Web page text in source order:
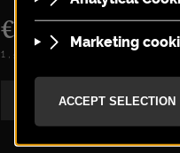
€ 11900
1,5 L
+